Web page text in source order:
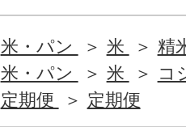
米・パン 米
精
米・パン
米
コ
定期便
定期便